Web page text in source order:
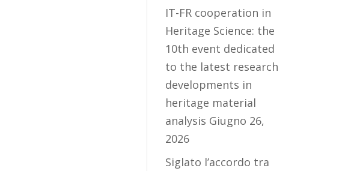
IT-FR cooperation in
Heritage Science: the
10th event dedicated
to the latest research
developments in
heritage material
analysis Giugno 26,
2026
Siglato l’accordo tra